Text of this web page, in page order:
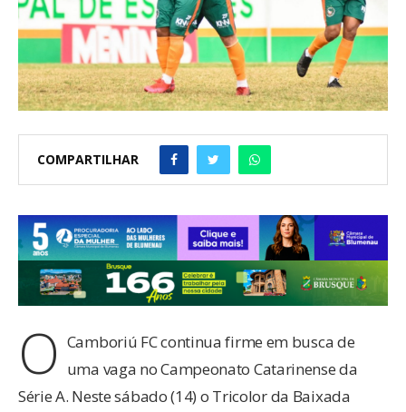
COMPARTILHAR
O Camboriú FC continua firme em busca de
uma vaga no Campeonato Catarinense da
Série A. Neste sábado (14) o Tricolor da Baixada